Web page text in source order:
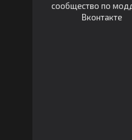
сообщество по
Вконтакте